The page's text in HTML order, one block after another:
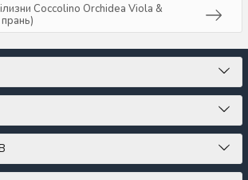
Coccolino Orchidea Viola &